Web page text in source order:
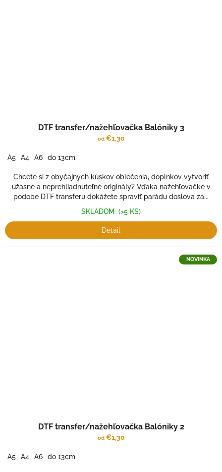
DTF transfer/nažehľovačka Balóniky 3
od€1,30
A5 A4 A6 do 13cm
Chcete si z obyčajných kúskov oblečenia, doplnkov vytvoriť
úžasné a neprehliadnuteľné originály? Vďaka nažehľovačke v
podobe DTF transferu dokážete spraviť parádu doslova za...
SKLADOM (>5 KS)
Detail
NOVINKA
DTF transfer/nažehľovačka Balóniky 2
od€1,30
A5 A4 A6 do 13cm